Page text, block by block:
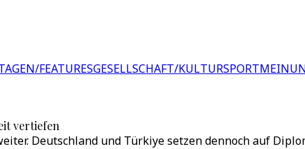
FEATURESGESELLSCHAFT/KULTURSPORT
vertiefen
Deutschland und Türkiye setzen dennoch auf